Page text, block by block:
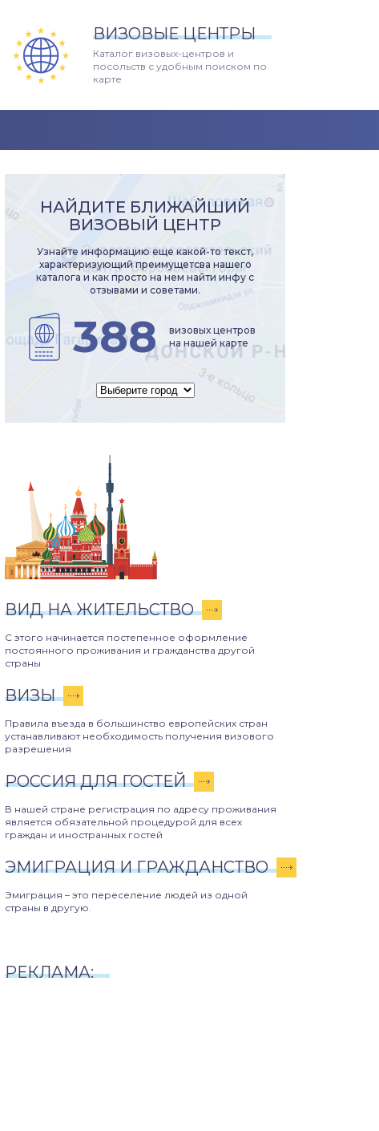
ВИЗОВЫЕ ЦЕНТРЫ
Каталог визовых-центров и
посольств с удобным поиском по
карте
НАЙДИТЕ БЛИЖАЙШИЙ
ВИЗОВЫЙ ЦЕНТР
Узнайте информацию еще какой-то текст,
характеризующий преимущетсва нашего
каталога и как просто на нем найти инфу с
отзывами и советами.
388
визовых центров
на нашей карте
ВИД НА ЖИТЕЛЬСТВО
С этого начинается постепенное оформление
постоянного проживания и гражданства другой
страны
ВИЗЫ
Правила въезда в большинство европейских стран
устанавливают необходимость получения визового
разрешения
РОССИЯ ДЛЯ ГОСТЕЙ
В нашей стране регистрация по адресу проживания
является обязательной процедурой для всех
граждан и иностранных гостей
ЭМИГРАЦИЯ И ГРАЖДАНСТВО
Эмиграция – это переселение людей из одной
страны в другую.
РЕКЛАМА: